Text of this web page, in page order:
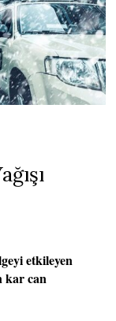
etkileyen
kar can